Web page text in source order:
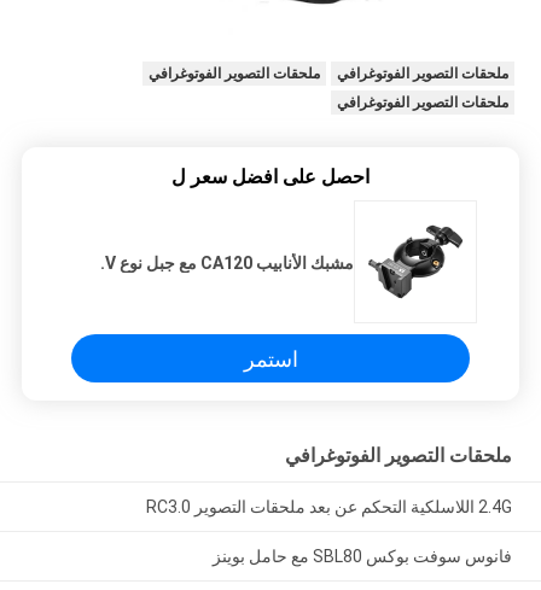
ملحقات التصوير الفوتوغرافي
ملحقات التصوير الفوتوغرافي
ملحقات التصوير الفوتوغرافي
احصل على افضل سعر ل
مشبك الأنابيب CA120 مع جبل نوع V.
استمر
ملحقات التصوير الفوتوغرافي
2.4G اللاسلكية التحكم عن بعد ملحقات التصوير RC3.0
فانوس سوفت بوكس ​​SBL80 مع حامل بوينز